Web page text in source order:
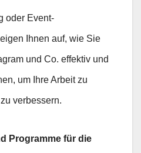
oder Event-
Ihnen auf, wie Sie
und Co. effektiv und
um Ihre Arbeit zu
verbessern.
Programme für die